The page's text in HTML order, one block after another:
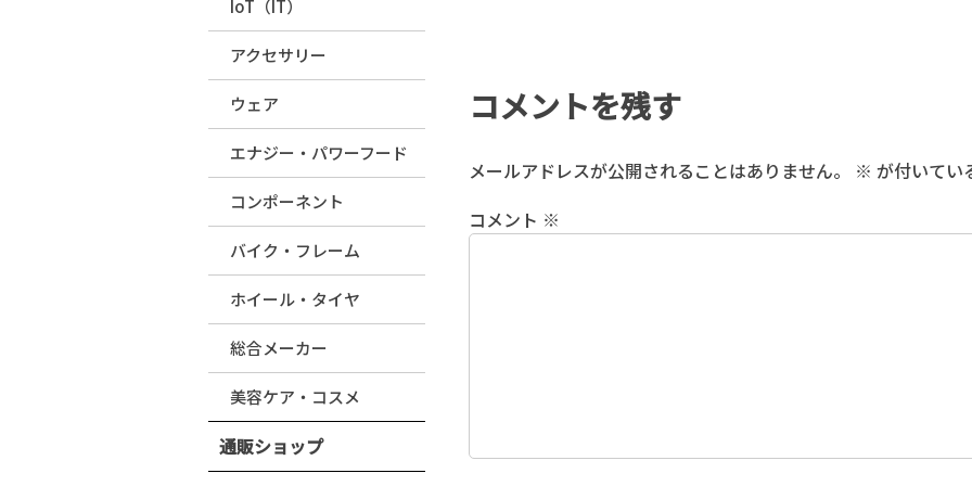
コメントを残す
メールアドレスが公開されることはありません。 ※ が付いてい
コメント ※
IoT（IT）
アクセサリー
ウェア
エナジー・パワーフード
コンポーネント
バイク・フレーム
ホイール・タイヤ
総合メーカー
美容ケア・コスメ
通販ショップ